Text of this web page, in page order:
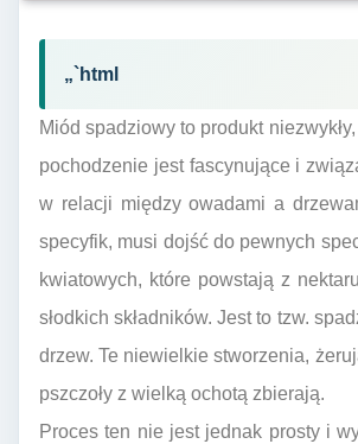
„`html
Miód spadziowy to produkt
pochodzenie jest fascynujące i
w relacji między owadami a
specyfik, musi dojść do pewnych
kwiatowych, które powstają z
słodkich składników. Jest to tzw.
drzew. Te niewielkie stworzenia,
pszczoły z wielką ochotą zbierają.
Proces ten nie jest jednak prosty i